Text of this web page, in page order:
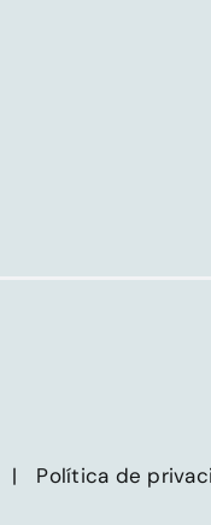
| Política de